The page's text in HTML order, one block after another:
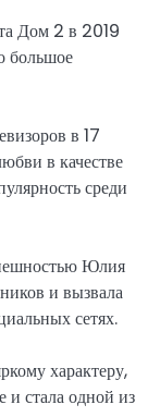
Дом 2 в 2019
большое
в 17
в качестве
среди
Юлия
и вызвала
сетях.
характеру,
и стала одной из